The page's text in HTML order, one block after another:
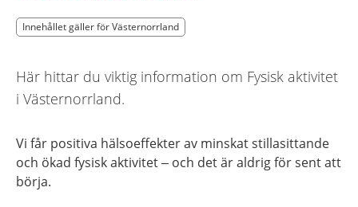
Innehållet gäller för Västernorrland
Innehållet gäller för Västernorrland
Här hittar du viktig information om Fysisk aktivitet
i Västernorrland.
Vi får positiva hälsoeffekter av minskat stillasittande
och ökad fysisk aktivitet – och det är aldrig för sent att
börja.